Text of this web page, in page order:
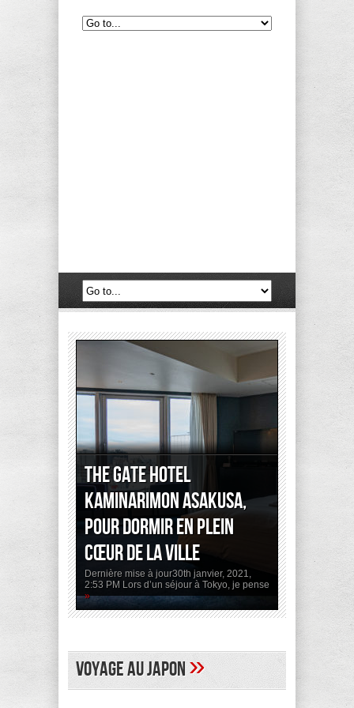
The Gate Hotel
Kaminarimon Asakusa,
pour dormir en plein
cœur de la ville
Dernière mise à jour30th janvier, 2021,
2:53 PM Lors d’un séjour à Tokyo, je pense
»
Voyage au Japon»